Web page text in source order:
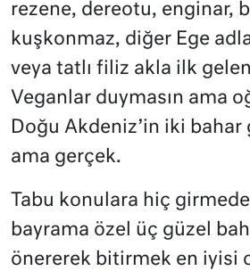
rezene, dereotu, enginar,
kuşkonmaz, diğer Ege
veya tatlı filiz akla ilk
Veganlar duymasın ama
Doğu Akdeniz’in iki bahar
ama gerçek.
Tabu konulara hiç
bayrama özel üç güzel
önererek bitirmek en iyisi